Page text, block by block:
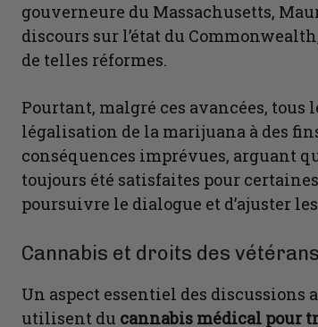
gouverneure du Massachusetts,
discours sur l’état du
de telles réformes.
Pourtant, malgré ces avancées,
légalisation de la marijuana à des
conséquences imprévues, arguant
toujours été satisfaites pour
poursuivre le dialogue et d’ajuster
Cannabis et droits des vétérans
Un aspect essentiel des
utilisent du cannabis médical pour